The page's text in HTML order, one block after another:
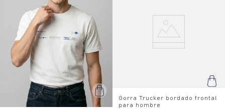
Gorra Trucker bordado frontal
para hombre